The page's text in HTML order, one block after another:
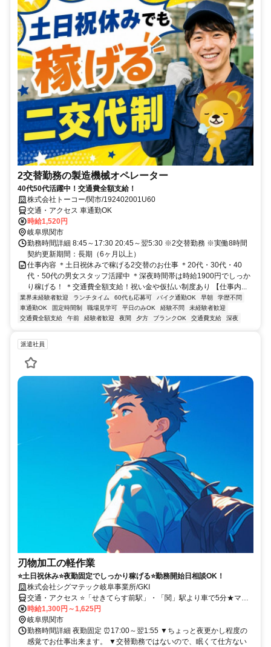
2交替勤務の製造機械オペレーター
40代50代活躍中！交通費全額支給！
株式会社トーコー/関市/192402001U60
交通・アクセス 車通勤OK
時給1,520円
岐阜県関市
勤務時間詳細 8:45～17:30 20:45～翌5:30 ※2交替勤務 ※実働8時間
契約更新期間：長期（6ヶ月以上）
仕事内容 ＊土日祝休みで稼げる2交替のお仕事 ＊20代・30代・40
代・50代の男女スタッフ活躍中 ＊深夜時間帯は時給1900円でしっか
り稼げる！ ＊交通費全額支給！祝い金や仮払い制度あり 【仕事内...
業界未経験者歓迎 ランチタイム 60代も応募可 バイク通勤OK 早朝
学歴不問
車通勤OK
固定時間制 職場見学可 平日のみOK 経験不問
未経験者歓迎
交通費全額支給
午前 経験者歓迎 夜間 夕方 ブランクOK 交通費支給 深夜
派遣社員
刃物加工の軽作業
⭐土日祝休み⭐夜勤固定でしっかり稼げる⭐勤務開始日相談OK！
株式会社シグマテック岐阜事業所/GKI
交通・アクセス ⭐「せきてらす前駅」・「関」駅より車で5分★マイ
カー通勤OK
時給1,300円～1,625円
岐阜県関市
勤務時間詳細 夜勤固定 ⏰17:00～翌1:55 ▼ちょっと夜更かし程度の
感覚でお仕事出来ます。 ▼交替勤務ではないので、眠くて仕方ない